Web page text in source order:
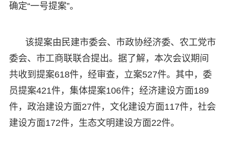
确定“一号提案”。
该提案由民建市委会、市政协经济委、农工党市
委会、市工商联联合提出。据了解，本次会议期间
共收到提案618件，经审查，立案527件。其中，委
员提案421件，集体提案106件；经济建设方面189
件，政治建设方面27件，文化建设方面117件，社会
建设方面172件，生态文明建设方面22件。